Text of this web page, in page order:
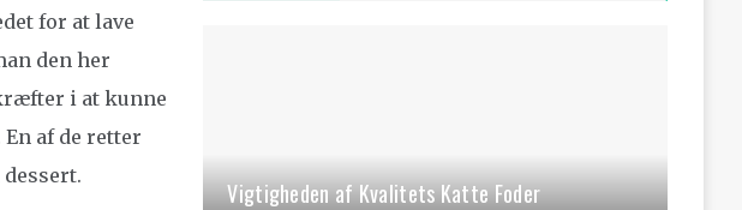
for at lave
den her
i at kunne
af de retter
Vigtigheden af Kvalitets Katte Foder